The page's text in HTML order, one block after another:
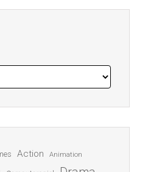
Action Animation